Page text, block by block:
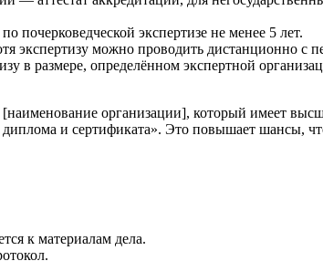
почерковедческой экспертизе не менее 5 лет.
экспертизу можно проводить дистанционно с
в размере, определённом экспертной
организации], который имеет
диплома и сертификата». Это повышает шансы,
к материалам дела.